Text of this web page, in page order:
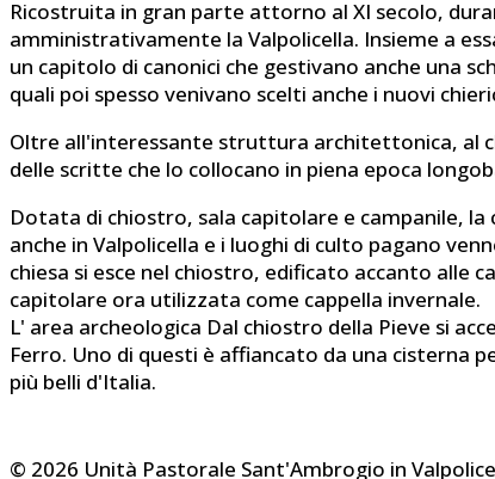
Ricostruita in gran parte attorno al XI secolo,
amministrativamente la Valpolicella. Insieme a
un capitolo di canonici che gestivano anche una
quali poi spesso venivano scelti anche i nuovi
Oltre all'interessante struttura architettonica, al
delle scritte che lo collocano in piena epoca
Dotata di chiostro, sala capitolare e campanile,
anche in Valpolicella e i luoghi di culto pagano
chiesa si esce nel chiostro, edificato accanto alle
capitolare ora utilizzata come cappella invernale.
L' area archeologica Dal chiostro della Pieve si
Ferro. Uno di questi è affiancato da una cisterna
più belli d'Italia.
© 2026 Unità Pastorale Sant'Ambrogio in